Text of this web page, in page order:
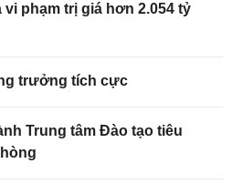
phạm trị giá hơn 2.054 tỷ
trưởng tích cực
Trung tâm Đào tạo tiêu